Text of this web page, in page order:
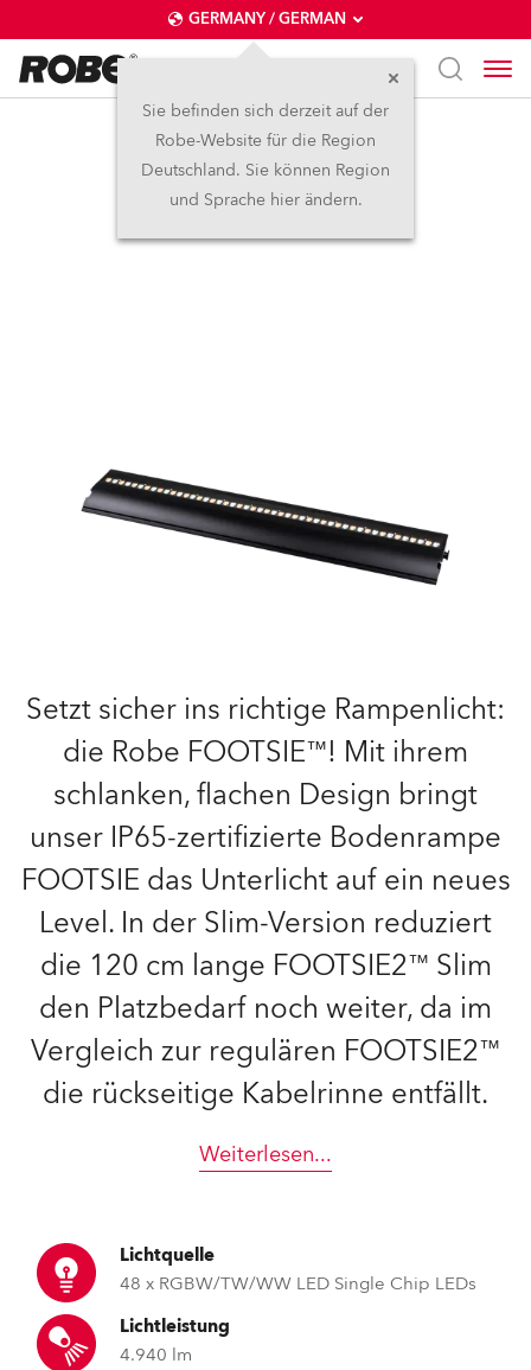
GERMANY / GERMAN
Sie befinden sich derzeit auf der
Robe-Website für die Region
Deutschland. Sie können Region
und Sprache hier ändern.
FOOTSIE2™ Slim
NEU IP65
Setzt sicher ins richtige Rampenlicht:
die Robe FOOTSIE™! Mit ihrem
schlanken, flachen Design bringt
unser IP65-zertifizierte Bodenrampe
FOOTSIE das Unterlicht auf ein neues
Level. In der Slim-Version reduziert
die 120 cm lange FOOTSIE2™ Slim
den Platzbedarf noch weiter, da im
Vergleich zur regulären FOOTSIE2™
die rückseitige Kabelrinne entfällt.
Weiterlesen...
Lichtquelle
48 x RGBW/TW/WW LED Single Chip LEDs
Lichtleistung
4.940 lm